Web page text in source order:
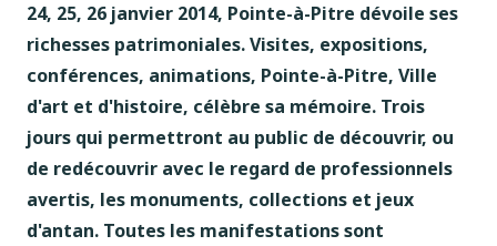
24, 25, 26 janvier 2014, Pointe-à-Pitre dévoile ses
richesses patrimoniales. Visites, expositions,
conférences, animations, Pointe-à-Pitre, Ville
d'art et d'histoire, célèbre sa mémoire. Trois
jours qui permettront au public de découvrir, ou
de redécouvrir avec le regard de professionnels
avertis, les monuments, collections et jeux
d'antan. Toutes les manifestations sont